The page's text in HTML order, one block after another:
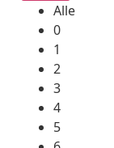
Alle
0
1
2
3
4
5